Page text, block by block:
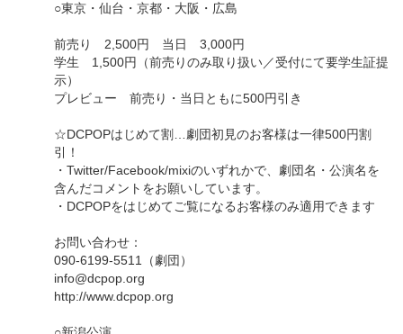
○東京・仙台・京都・大阪・広島
前売り 2,500円 当日 3,000円
学生 1,500円（前売りのみ取り扱い／受付にて要学生証提
示）
プレビュー 前売り・当日ともに500円引き
☆DCPOPはじめて割…劇団初見のお客様は一律500円割
引！
・Twitter/Facebook/mixiのいずれかで、劇団名・公演名を
含んだコメントをお願いしています。
・DCPOPをはじめてご覧になるお客様のみ適用できます
お問い合わせ：
090-6199-5511（劇団）
info@dcpop.org
http://www.dcpop.org